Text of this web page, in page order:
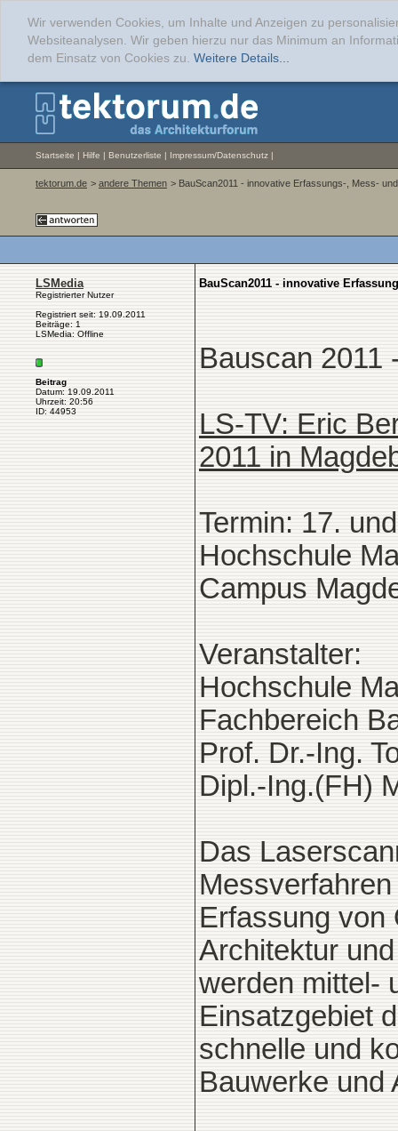
Wir verwenden Cookies, um Inhalte und Anzeigen zu
Websiteanalysen. Wir geben hierzu nur das Minimum an
dem Einsatz von Cookies zu. Weitere Details...
Startseite | Hilfe | Benutzerliste | Impressum/Datenschutz |
tektorum.de > andere Themen > BauScan2011 - innovative Erfassungs-, Mess-
LSMedia
Registrierter Nutzer
Registriert seit: 19.09.2011
Beiträge: 1
LSMedia: Offline
Beitrag
Datum: 19.09.2011
Uhrzeit: 20:56
ID: 44953
BauScan2011 - innovative
Bauscan 2011
LS-TV: Eric
2011 in
Termin: 17.
Hochschule
Campus
Veranstalter:
Hochschule
Fachbereich
Prof. Dr.-Ing.
Dipl.-Ing.(FH)
Das
Erfassung von
Architektur
werden mittel-
Einsatzgebiet
schnelle und
Bauwerke und